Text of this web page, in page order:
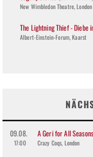
New Wimbledon Theatre, London
The Lightning Thief - Diebe
Albert-Einstein-Forum, Kaarst
09.08.
17:00
A Geri for All Seasons
Crazy Coqs, London